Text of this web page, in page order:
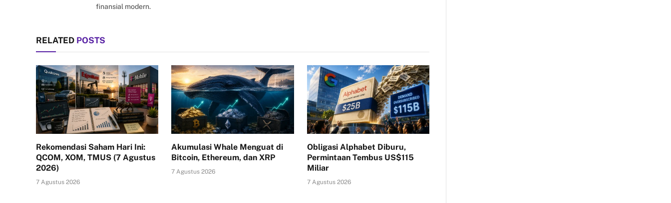
finansial modern.
RELATED POSTS
Rekomendasi Saham Hari Ini:
QCOM, XOM, TMUS (7 Agustus
2026)
7 Agustus 2026
Akumulasi Whale Menguat di
Bitcoin, Ethereum, dan XRP
7 Agustus 2026
Obligasi Alphabet Diburu,
Permintaan Tembus US$115
Miliar
7 Agustus 2026